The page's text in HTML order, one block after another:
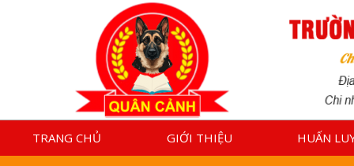
TRANG CHỦ GIỚI THIỆU HUẤN